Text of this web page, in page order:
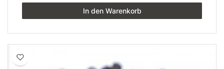
In den Warenkorb